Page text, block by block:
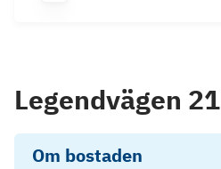
Legendvägen 21
Om bostaden